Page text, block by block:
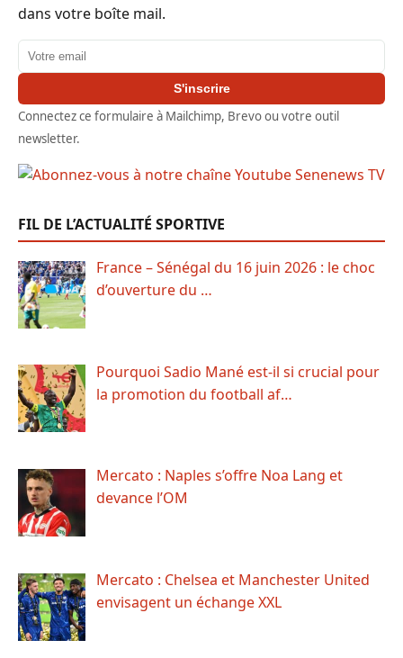
dans votre boîte mail.
Adresse email
S'inscrire
Connectez ce formulaire à Mailchimp, Brevo ou votre outil
newsletter.
FIL DE L’ACTUALITÉ SPORTIVE
France – Sénégal du 16 juin 2026 : le choc
d’ouverture du …
Pourquoi Sadio Mané est-il si crucial pour
la promotion du football af…
Mercato : Naples s’offre Noa Lang et
devance l’OM
Mercato : Chelsea et Manchester United
envisagent un échange XXL